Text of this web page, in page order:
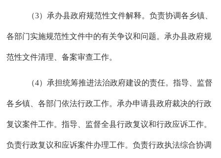
（3）承办县政府规范性文件解释。负责协调各乡镇、
各部门实施规范性文件中的有关争议和问题。承办县政府规
范性文件清理、备案审查工作。
（4）承担统筹推进法治政府建设的责任。指导、监督
各乡镇、各部门依法行政工作。承办申请县政府裁决的行政
复议案件工作。指导、监督全县行政复议和行政应诉工作。
负责行政复议和应诉案件办理工作。负责行政执法综合协调